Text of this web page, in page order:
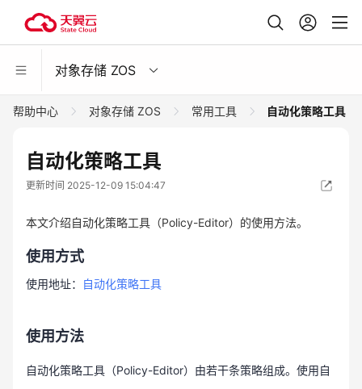
对象存储 ZOS
帮助中心 对象存储 ZOS 常用工具 自动化策略工具
自动化策略工具
更新时间 2025-12-09 15:04:47
本文介绍自动化策略工具（Policy-Editor）的使用方法。
使用方式
使用地址： 自动化策略工具
使用方法
自动化策略工具（Policy-Editor）由若干条策略组成。使用自